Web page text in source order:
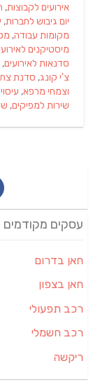
on
אירועים לקבוצות,
יום גיבוש לחברות,
מקומות עבודה,
מיסטיקנים
סדנאות לאירועים,
צ'י קונג, סדנת
וצמחי מרפא,
שירות למפיקים,
עסקים מקודמים
חאן בדרום
חאן בצפון
רכב תפעולי
רכב חשמלי
ריקשה